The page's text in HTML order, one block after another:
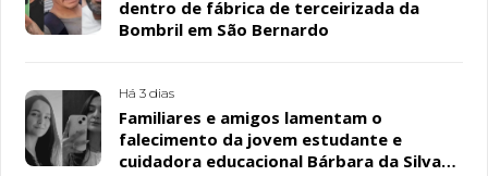
dentro de fábrica de terceirizada da
Bombril em São Bernardo
Há 3 dias
Familiares e amigos lamentam o
falecimento da jovem estudante e
cuidadora educacional Bárbara da Silva